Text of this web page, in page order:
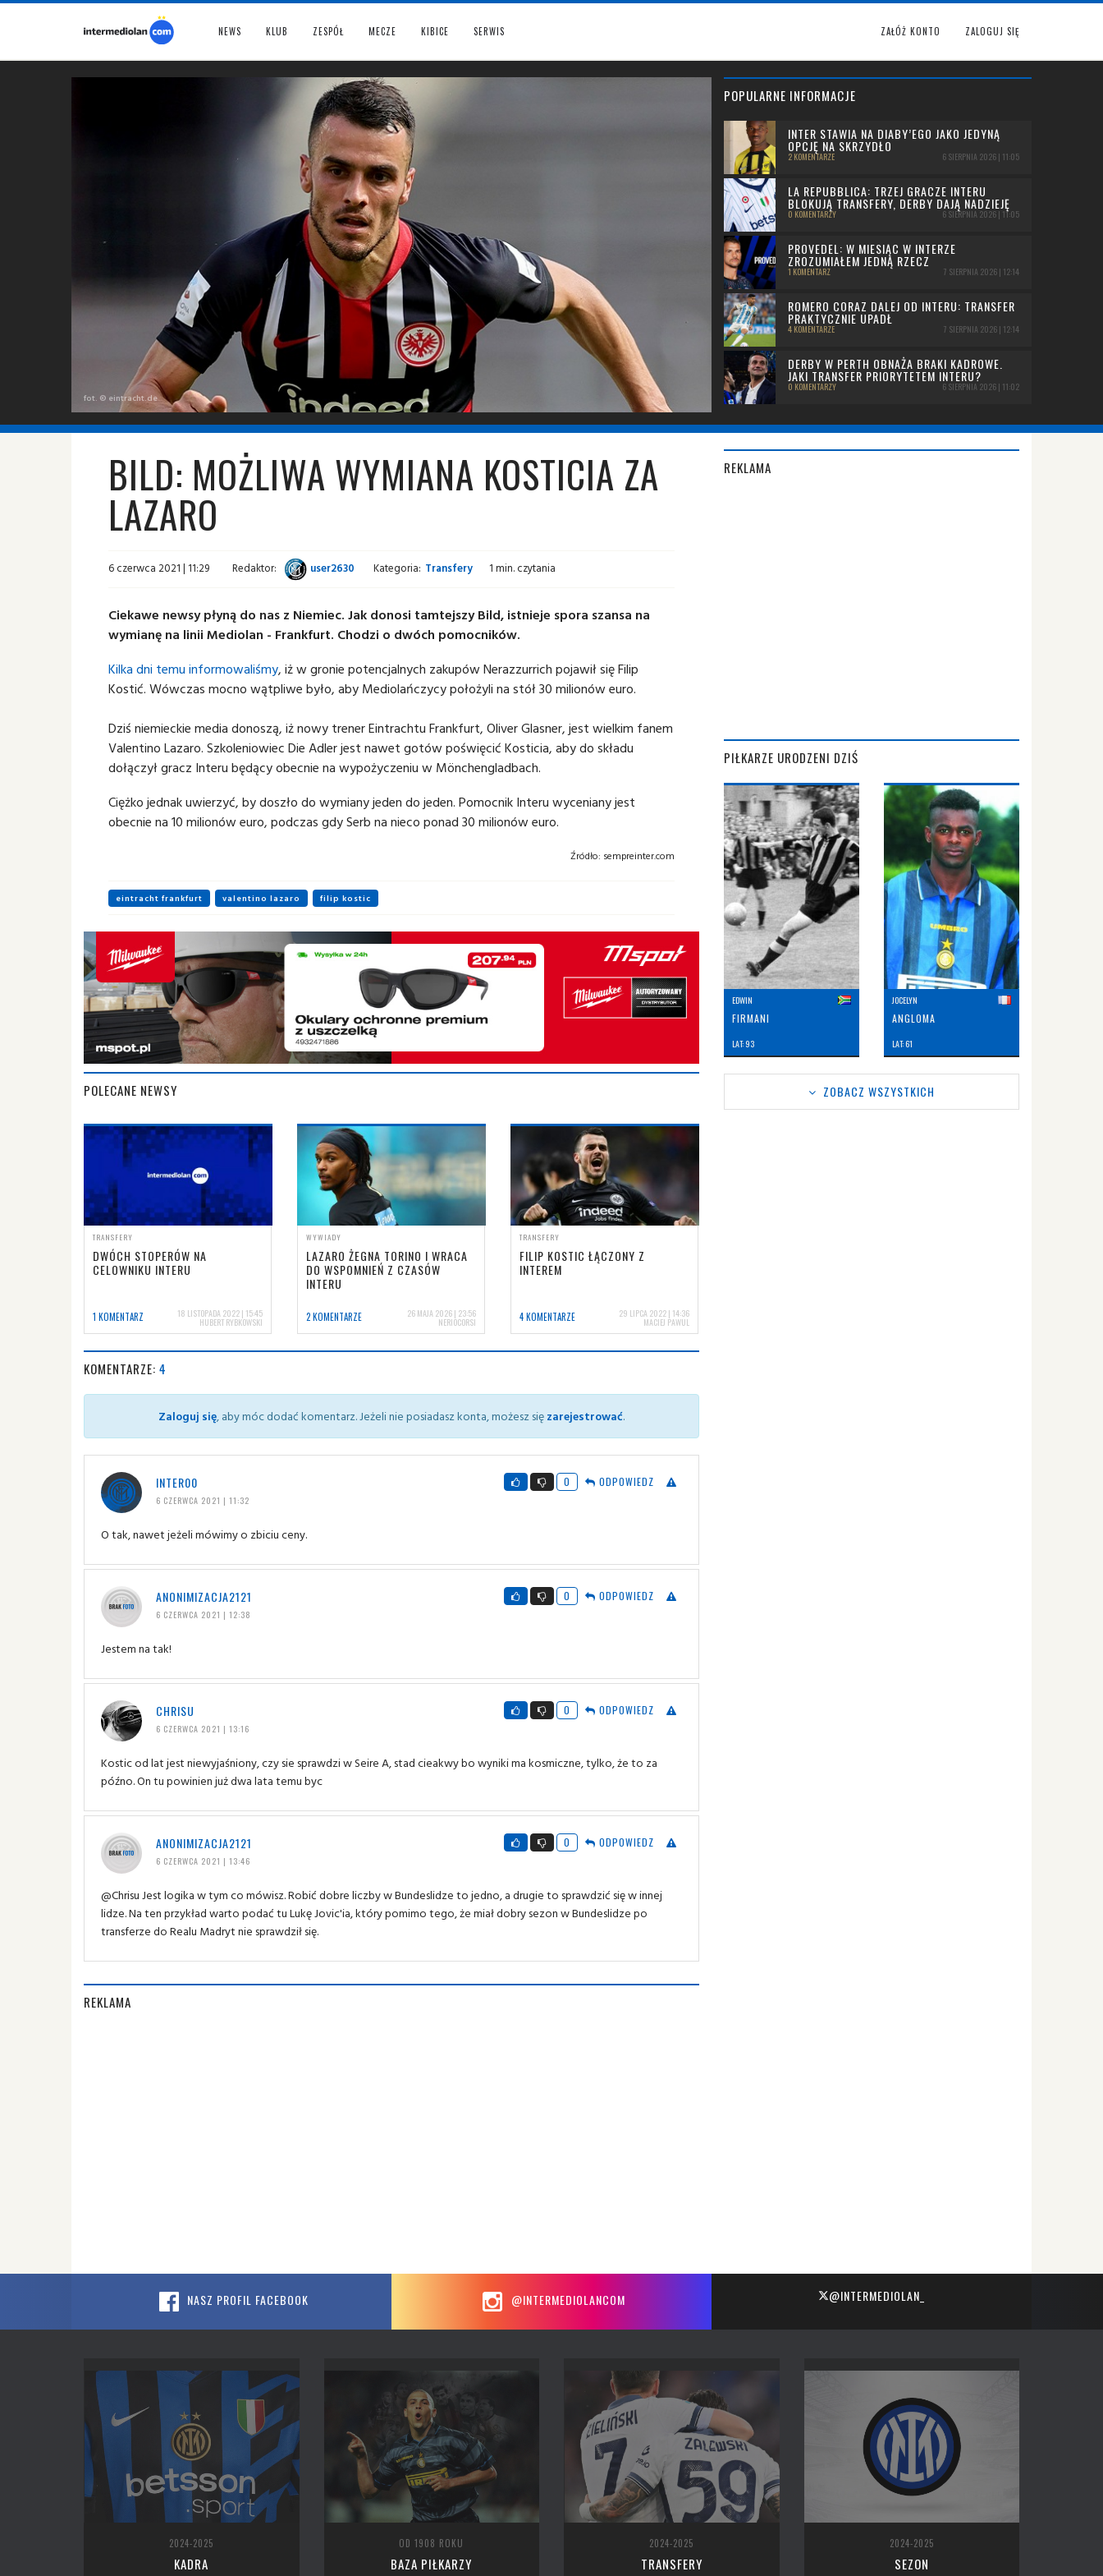
NEWS KLUB ZESPÓŁ MECZE KIBICE SERWIS ZAŁÓŻ KONTO ZALOGUJ SIĘ
fot. © eintracht.de
POPULARNE INFORMACJE
INTER STAWIA NA DIABY’EGO JAKO JEDYNĄ
OPCJĘ NA SKRZYDŁO
2 KOMENTARZE 6 SIERPNIA 2026 | 11:05
LA REPUBBLICA: TRZEJ GRACZE INTERU
BLOKUJĄ TRANSFERY, DERBY DAJĄ NADZIEJĘ
0 KOMENTARZY 6 SIERPNIA 2026 | 11:05
PROVEDEL: W MIESIĄC W INTERZE
ZROZUMIAŁEM JEDNĄ RZECZ
1 KOMENTARZ 7 SIERPNIA 2026 | 12:14
ROMERO CORAZ DALEJ OD INTERU: TRANSFER
PRAKTYCZNIE UPADŁ
4 KOMENTARZE 7 SIERPNIA 2026 | 12:14
DERBY W PERTH OBNAŻA BRAKI KADROWE.
JAKI TRANSFER PRIORYTETEM INTERU?
0 KOMENTARZY 6 SIERPNIA 2026 | 11:02
BILD: MOŻLIWA WYMIANA KOSTICIA ZA
LAZARO
6 czerwca 2021 | 11:29 Redaktor: user2630 Kategoria: Transfery 1 min. czytania
Ciekawe newsy płyną do nas z Niemiec. Jak donosi tamtejszy Bild, istnieje spora szansa na
wymianę na linii Mediolan - Frankfurt. Chodzi o dwóch pomocników.
Kilka dni temu informowaliśmy, iż w gronie potencjalnych zakupów Nerazzurrich pojawił się Filip
Kostić. Wówczas mocno wątpliwe było, aby Mediolańczycy położyli na stół 30 milionów euro.
Dziś niemieckie media donoszą, iż nowy trener Eintrachtu Frankfurt, Oliver Glasner, jest wielkim fanem
Valentino Lazaro. Szkoleniowiec Die Adler jest nawet gotów poświęcić Kosticia, aby do składu
dołączył gracz Interu będący obecnie na wypożyczeniu w Mönchengladbach.
Ciężko jednak uwierzyć, by doszło do wymiany jeden do jeden. Pomocnik Interu wyceniany jest
obecnie na 10 milionów euro, podczas gdy Serb na nieco ponad 30 milionów euro.
Źródło: sempreinter.com
eintracht frankfurt valentino lazaro filip kostic
POLECANE NEWSY
TRANSFERY
DWÓCH STOPERÓW NA
CELOWNIKU INTERU
1 KOMENTARZ 18 LISTOPADA 2022 | 15:45
HUBERT RYBKOWSKI
WYWIADY
LAZARO ŻEGNA TORINO I WRACA
DO WSPOMNIEŃ Z CZASÓW
INTERU
2 KOMENTARZE 26 MAJA 2026 | 23:56
NERIOCORSI
TRANSFERY
FILIP KOSTIC ŁĄCZONY Z
INTEREM
4 KOMENTARZE 29 LIPCA 2022 | 14:36
MACIEJ PAWUL
KOMENTARZE: 4
Zaloguj się, aby móc dodać komentarz. Jeżeli nie posiadasz konta, możesz sięzarejestrować.
INTER00
6 CZERWCA 2021 | 11:32
0 ODPOWIEDZ
O tak, nawet jeżeli mówimy o zbiciu ceny.
ANONIMIZACJA2121
6 CZERWCA 2021 | 12:38
0 ODPOWIEDZ
Jestem na tak!
CHRISU
6 CZERWCA 2021 | 13:16
0 ODPOWIEDZ
Kostic od lat jest niewyjaśniony, czy sie sprawdzi w Seire A, stad cieakwy bo wyniki ma kosmiczne, tylko, że to za
późno. On tu powinien już dwa lata temu byc
ANONIMIZACJA2121
6 CZERWCA 2021 | 13:46
0 ODPOWIEDZ
@Chrisu Jest logika w tym co mówisz. Robić dobre liczby w Bundeslidze to jedno, a drugie to sprawdzić się w innej
lidze. Na ten przykład warto podać tu Lukę Jovic'ia, który pomimo tego, że miał dobry sezon w Bundeslidze po
transferze do Realu Madryt nie sprawdził się.
REKLAMA
REKLAMA
PIŁKARZE URODZENI DZIŚ
EDWIN
FIRMANI
LAT: 93
JOCELYN
ANGLOMA
LAT: 61
ZOBACZ WSZYSTKICH
NASZ PROFIL FACEBOOK @INTERMEDIOLANCOM @INTERMEDIOLAN_
2024-2025
KADRA
OD 1908 ROKU
BAZA PIŁKARZY
2024-2025
TRANSFERY
2024-2025
SEZON